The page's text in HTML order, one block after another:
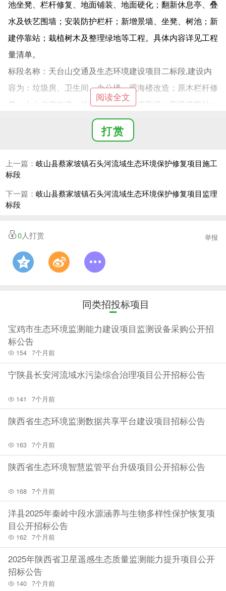
池坐凳、栏杆修复、地面铺装、地面硬化；翻新休息亭、叠
水及铁艺围墙；安装防护栏杆；新增景墙、坐凳、树池；新
建停靠站；栽植树木及整理绿地等工程。具体内容详见工程
量清单。
标段名称：天台山交通及生态环境建设项目二标段,建设内
容为：垃圾房、卫生间、办公楼、观海楼改造；原木栏杆修
复、上山步道改造、地面铺装、新建停车场；新建停靠站。
具体内容详见工程量清单。
标段名称：天台山交通及生态环境建设项目三标段,建设内
装成品道闸、更换电动伸缩门；安装成品六角凉亭、移动厕
3.申请人资格要求
次资格预审要求申请人具备具备独立法人资格，有效营业执
照且年检合格，具有建设行政主管部门颁发的市政公用工程
施工总承包三级或建筑工程施工总承包三级及以上资质，并
设备、资金等方面具有相应的施工能力。其中，申请人拟派
专业或建筑工程专业二级及以上注册建造师执业资格，并取
得安全生产考核合格证（建安B证），且无在建工程及不良
记录；
格预审要求申请人具备具备独立法人资格，有效营业执照且
年检合格，具有建设行政主管部门颁发的市政公用工程施工
有效的企业安全生产许可证；在人员、设备、资金等方面具
有相应的施工能力。其中，申请人拟派的项目负责人须具备
建设行政主管部门核发的市政公用工程专业或建筑工程专业
二级及以上注册建造师执业资格，并取得安全生产考核合格
证（建安B证），且无在建工程及不良记录；
标段名称：天台山交通及生态环境建设项目三标段：本次资
格预审要求申请人具备具备独立法人资格，有效营业执照且
年检合格，具有建设行政主管部门颁发的电子与智能化工程
专业承包二级及以上资质，并具有有效的企业安全生产许可
阅读全文
打赏
上一篇： 岐山县蔡家坡镇石头河流域生态环境保护修复项目施工
标段
下一篇： 岐山县蔡家坡镇石头河流域生态环境保护修复项目监理
标段
0人打赏 举报
同类招投标项目
宝鸡市生态环境监测能力建设项目监测设备采购公开招
标公告
154 7个月前
宁陕县长安河流域水污染综合治理项目公开招标公告
141 7个月前
陕西省生态环境监测数据共享平台建设项目招标公告
163 7个月前
陕西省生态环境智慧监管平台升级项目公开招标公告
168 7个月前
洋县2025年秦岭中段水源涵养与生物多样性保护恢复项
目公开招标公告
162 7个月前
2025年陕西省卫星遥感生态质量监测能力提升项目公开
招标公告
140 7个月前